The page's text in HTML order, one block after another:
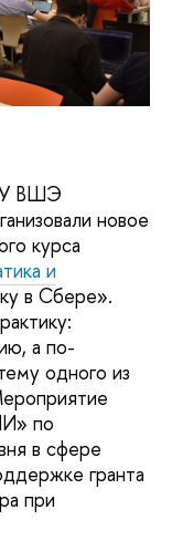
ВШЭ
новое
курса
и
в Сбере».
а по-
одного из
по
в сфере
гранта
при